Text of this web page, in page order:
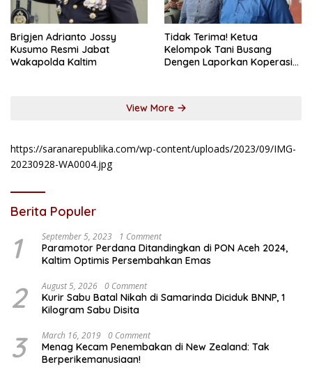
Brigjen Adrianto Jossy
Kusumo Resmi Jabat
Wakapolda Kaltim
Tidak Terima! Ketua
Kelompok Tani Busang
Dengen Laporkan Koperasi
View More
https://saranarepublika.com/wp-content/uploads/2023/09/IMG-
20230928-WA0004.jpg
Berita Populer
1 September 5, 2023 1 Comment
Paramotor Perdana Ditandingkan di PON Aceh 2024,
Kaltim Optimis Persembahkan Emas
2 August 5, 2026 0 Comment
Kurir Sabu Batal Nikah di Samarinda Diciduk BNNP, 1
Kilogram Sabu Disita
3 March 16, 2019 0 Comment
Menag Kecam Penembakan di New Zealand: Tak
Berperikemanusiaan!